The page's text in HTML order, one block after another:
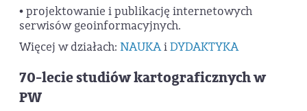
• projektowanie i publikację internetowych
serwisów geoinformacyjnych.
Więcej w działach: NAUKAiDYDAKTYKA
70-lecie studiów kartograficznych w
PW